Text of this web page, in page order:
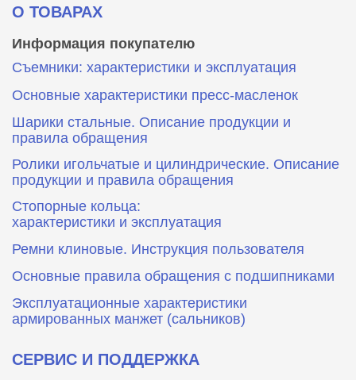
О ТОВАРАХ
Информация покупателю
Съемники: характеристики и эксплуатация
Основные характеристики пресс‑масленок
Шарики стальные. Описание продукции и
правила обращения
Ролики игольчатые и цилиндрические. Описание
продукции и правила обращения
Стопорные кольца:
характеристики и эксплуатация
Ремни клиновые. Инструкция пользователя
Основные правила обращения с подшипниками
Эксплуатационные характеристики
армированных манжет (сальников)
СЕРВИС И ПОДДЕРЖКА